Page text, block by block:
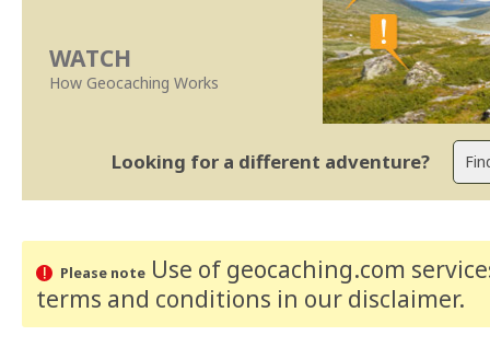
WATCH
How Geocaching Works
Looking for a different adventure?
Please noteUse of geocaching.com
terms and conditions in our disclaimer.